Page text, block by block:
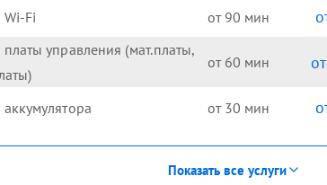
Fi 90
управления (мат.платы,
60
30
Показать все услуги